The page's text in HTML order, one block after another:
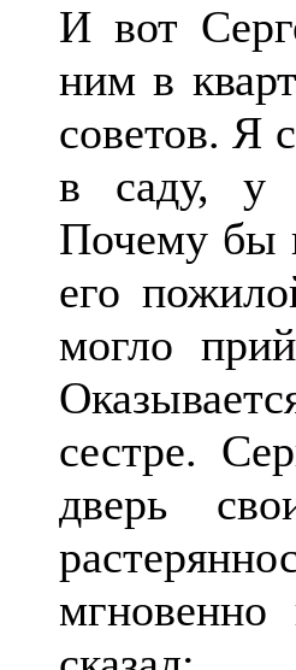
И вот
ним в
советов. Я
в саду, у
Почему бы
его
могло
сестре.
дверь